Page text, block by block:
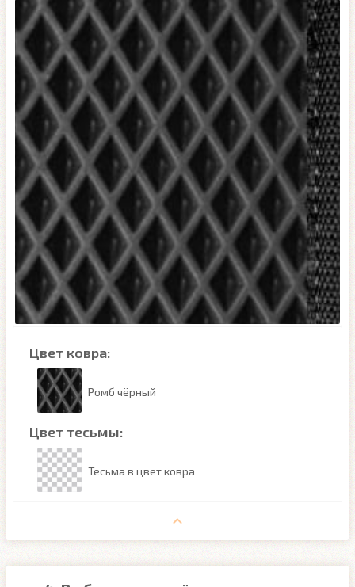
Цвет ковра:
Ромб чёрный
Цвет тесьмы:
Тесьма в цвет ковра